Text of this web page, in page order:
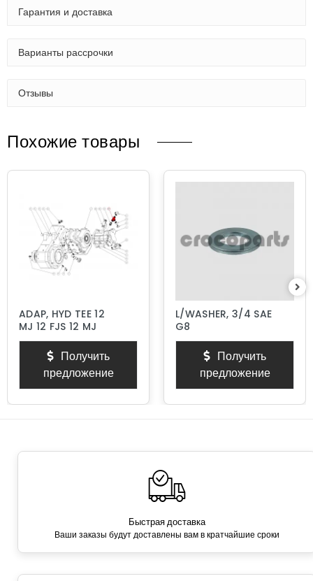
Гарантия и доставка
Варианты рассрочки
Отзывы
Похожие товары
ADAP, HYD TEE 12
MJ 12 FJS 12 MJ
Получить
предложение
L/WASHER, 3/4 SAE
G8
Получить
предложение
Быстрая доставка
Ваши заказы будут доставлены вам в кратчайшие сроки